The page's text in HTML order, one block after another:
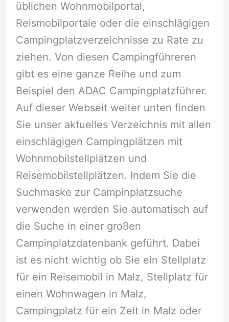
üblichen Wohnmobilportal,
Reismobilportale oder die einschlägigen
Campingplatzverzeichnisse zu Rate zu
ziehen. Von diesen Campingführeren
gibt es eine ganze Reihe und zum
Beispiel den ADAC Campingplatzführer.
Auf dieser Webseit weiter unten finden
Sie unser aktuelles Verzeichnis mit allen
einschlägigen Campingplätzen mit
Wohnmobilstellplätzen und
Reisemobilstellplätzen. Indem Sie die
Suchmaske zur Campinplatzsuche
verwenden werden Sie automatisch auf
die Suche in einer großen
Campinplatzdatenbank geführt. Dabei
ist es nicht wichtig ob Sie ein Stellplatz
für ein Reisemobil in Malz, Stellplatz für
einen Wohnwagen in Malz,
Campingplatz für ein Zelt in Malz oder